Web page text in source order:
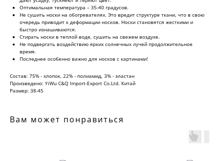
Оптимальная температура – 35-40 градусов.
Не сушить носки на обогревателях. Это вредит структуре ткани, что в свою
очередь приводит к деформации носков. Носки становятся жесткими и
быстро изнашиваются.
Стирать носки в теплой воде, сушить на свежем воздухе.
Не подвергать воздействию ярких солнечных лучей продолжительное
время.
Последнее особенно важно для носков с картинами!
Состав: 75% - хлопок, 22% - полиамид, 3% - эластан
Произведено: YiWu C&Q Import-Export Co.Ltd. Китай
Размер: 38-45
Вам может понравиться